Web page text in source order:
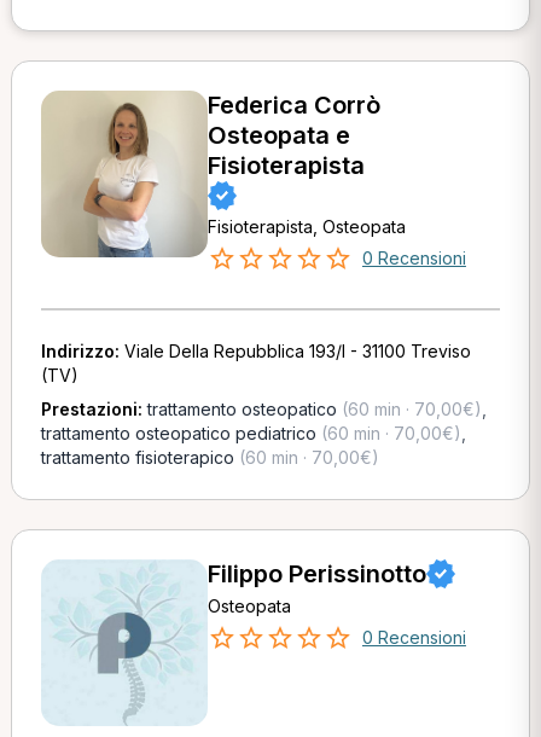
Federica Corrò
Osteopata e
Fisioterapista
Fisioterapista, Osteopata
0 Recensioni
Indirizzo: Viale Della Repubblica 193/I - 31100 Treviso
(TV)
Prestazioni:trattamento osteopatico (60 min · 70,00€)
trattamento osteopatico pediatrico (60 min · 70,00€)
trattamento fisioterapico (60 min · 70,00€)
Filippo Perissinotto
Osteopata
0 Recensioni